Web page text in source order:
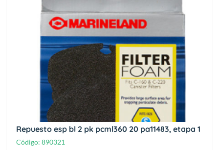
Repuesto esp bl 2 pk pcml360 20 pa11483, etapa 1
Código: 890321